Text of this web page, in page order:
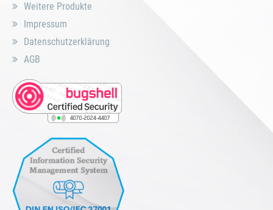
Weitere Produkte
Impressum
Datenschutzerklärung
AGB